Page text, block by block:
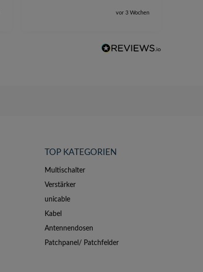
vor 3 Wochen
TOP KATEGORIEN
Multischalter
Verstärker
unicable
Kabel
Antennendosen
Patchpanel/ Patchfelder